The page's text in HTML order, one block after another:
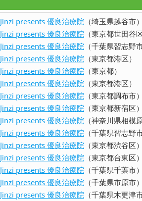
Jinzi presents 優良治療院 （埼玉県越谷市）
Jinzi presents 優良治療院 （東京都世田谷区
Jinzi presents 優良治療院 （千葉県習志野市
Jinzi presents 優良治療院 （東京都港区）
Jinzi presents 優良治療院 （東京都）
Jinzi presents 優良治療院 （東京都港区）
Jinzi presents 優良治療院 （東京都調布市）
Jinzi presents 優良治療院 （東京都新宿区）
Jinzi presents 優良治療院 （神奈川県相模
Jinzi presents 優良治療院 （千葉県習志野市
Jinzi presents 優良治療院 （東京都渋谷区）
Jinzi presents 優良治療院 （東京都台東区）
Jinzi presents 優良治療院 （千葉県千葉市）
Jinzi presents 優良治療院 （千葉県市原市）
Jinzi presents 優良治療院 （千葉県木更津市